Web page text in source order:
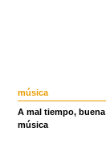
música
A mal tiempo, buena
música